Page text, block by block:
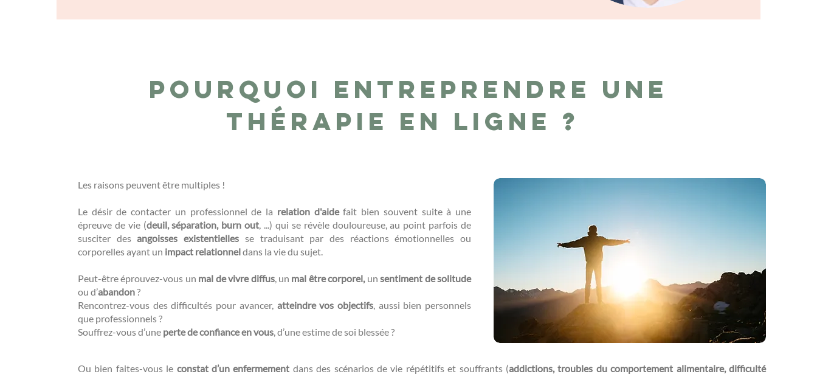
Pourquoi entreprendre une
thérapie en ligne ?
Les raisons peuvent être multiples !
Le désir de contacter un professionnel de la relation d'aidefait bien souvent suite à une
épreuve de vie (deuil, séparation, burn out, ...) qui se révèle douloureuse, au point parfois de
susciter desangoisses existentielles se traduisant par des réactions émotionnelles ou
corporelles ayant un impact relationneldans la vie du sujet.
Peut-être éprouvez-vous un mal de vivre diffus, un mal être corporel,unsentiment de solitude
ou d’abandon?
Rencontrez-vous des difficultés pour avancer, atteindre vos objectifs, aussi bien personnels
que professionnels ?
Souffrez-vous d’une perte de confiance en vous, d’une estime de soi blessée ?​​
Ou bien faites-vous le constat d’un enfermement dans des scénarios de vie répétitifs et souffrants (addictions, troubles du comportement alimentaire, difficulté